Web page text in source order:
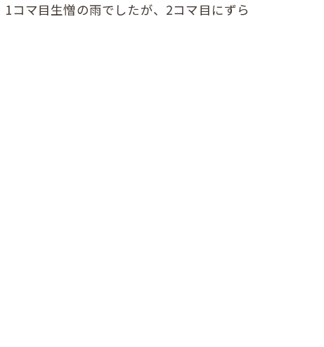
コマ目生憎の雨でしたが、2コマ目にずら